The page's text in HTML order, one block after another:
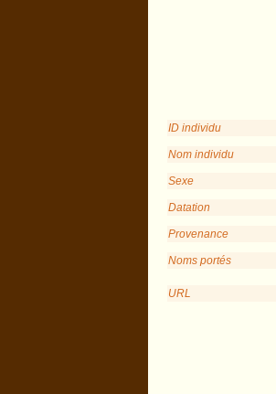
ID individu
Nom individu
Sexe
Datation
Provenance
Noms portés
URL